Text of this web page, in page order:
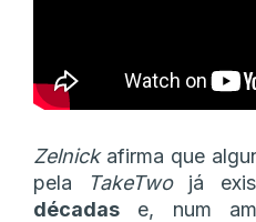
Zelnickafirma que
pela
TakeTwo já
décadas e, num